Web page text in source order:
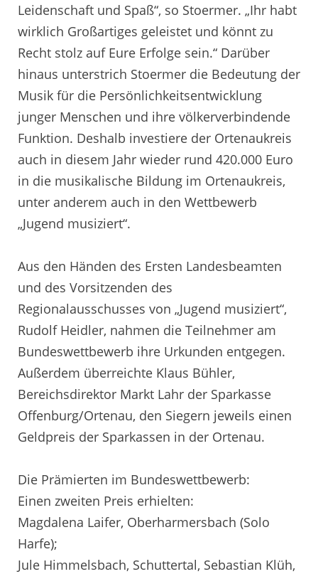
Leidenschaft und Spaß“, so Stoermer. „Ihr habt
wirklich Großartiges geleistet und könnt zu
Recht stolz auf Eure Erfolge sein.“ Darüber
hinaus unterstrich Stoermer die Bedeutung der
Musik für die Persönlichkeitsentwicklung
junger Menschen und ihre völkerverbindende
Funktion. Deshalb investiere der Ortenaukreis
auch in diesem Jahr wieder rund 420.000 Euro
in die musikalische Bildung im Ortenaukreis,
unter anderem auch in den Wettbewerb
„Jugend musiziert“.
Aus den Händen des Ersten Landesbeamten
und des Vorsitzenden des
Regionalausschusses von „Jugend musiziert“,
Rudolf Heidler, nahmen die Teilnehmer am
Bundeswettbewerb ihre Urkunden entgegen.
Außerdem überreichte Klaus Bühler,
Bereichsdirektor Markt Lahr der Sparkasse
Offenburg/Ortenau, den Siegern jeweils einen
Geldpreis der Sparkassen in der Ortenau.
Die Prämierten im Bundeswettbewerb:
Einen zweiten Preis erhielten:
Magdalena Laifer, Oberharmersbach (Solo
Harfe);
Jule Himmelsbach, Schuttertal, Sebastian Klüh,